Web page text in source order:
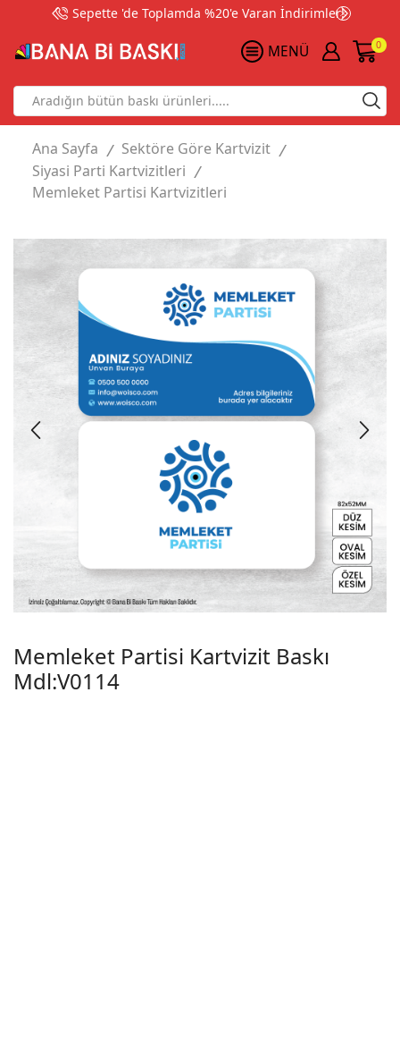
Sepette 'de Toplamda %20'e Varan İndirimler!
MENÜ 0
Search
input
Ana Sayfa / Sektöre Göre Kartvizit /
Siyasi Parti Kartvizitleri /
Memleket Partisi Kartvizitleri
Memleket Partisi Kartvizit Baskı
Mdl:V0114